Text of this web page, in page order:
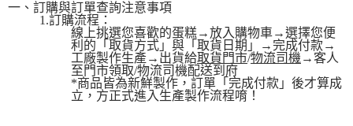
一、訂購與訂單查詢注意事項
1.訂購流程：
線上挑選您喜歡的蛋糕→放入購物車→選擇您便
利的「取貨方式」與「取貨日期」→完成付款→
工廠製作生產→出貨給取貨門市/物流司機 →客人
至門市領取/物流司機配送到府
*商品皆為新鮮製作，訂單「完成付款」後才算成
立，方正式進入生產製作流程唷！